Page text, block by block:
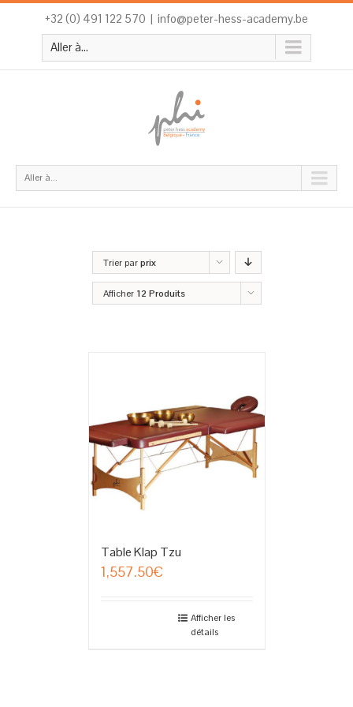
+32 (0) 491 122 570 | info@peter-hess-academy.be
Aller à...
Aller à...
Trier parprix
Afficher 12 Produits
Table Klap Tzu
1,557.50€
Afficher les
détails